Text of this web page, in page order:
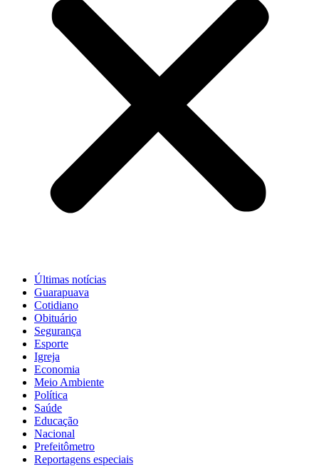
Últimas notícias
Guarapuava
Cotidiano
Obituário
Segurança
Esporte
Igreja
Economia
Meio Ambiente
Política
Saúde
Educação
Nacional
Prefeitômetro
Reportagens especiais